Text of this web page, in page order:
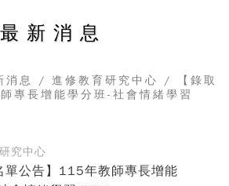
最新消息
消息 / 進修教育研究中心 /
【錄取
專長增能學分班-社會情緒學習
究中心
單公告】115年教師專長增能